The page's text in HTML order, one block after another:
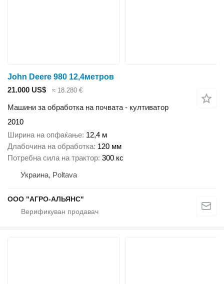
John Deere 980 12,4метров
21.000 US$
≈ 18.280 €
Машини за обработка на почвата - култиватор
2010
Ширина на опфаќање 12,4 м
Длабочина на обработка 120 мм
Потребна сила на трактор 300 кс
Украина, Poltava
ООО "АГРО-АЛЬЯНС"